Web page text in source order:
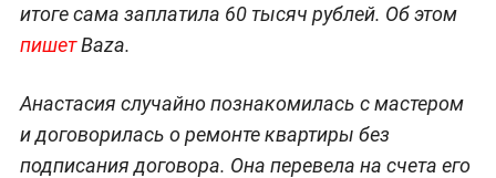
итоге сама заплатила 60 тысяч рублей. Об этом
пишетBaza.
Анастасия случайно познакомилась с мастером
и договорилась о ремонте квартиры без
подписания договора. Она перевела на счета его